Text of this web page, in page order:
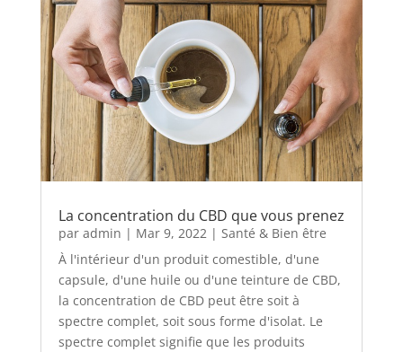
La concentration du CBD que vous prenez
par admin | Mar 9, 2022| Santé & Bien être
À l'intérieur d'un produit comestible, d'une
capsule, d'une huile ou d'une teinture de CBD,
la concentration de CBD peut être soit à
spectre complet, soit sous forme d'isolat. Le
spectre complet signifie que les produits